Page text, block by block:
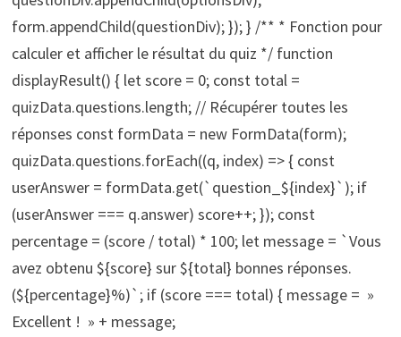
form.appendChild(questionDiv); }); } /** * Fonction pour
calculer et afficher le résultat du quiz */ function
displayResult() { let score = 0; const total =
quizData.questions.length; // Récupérer toutes les
réponses const formData = new FormData(form);
quizData.questions.forEach((q, index) => { const
userAnswer = formData.get(`question_${index}`); if
(userAnswer === q.answer) score++; }); const
percentage = (score / total) * 100; let message = `Vous
avez obtenu ${score} sur ${total} bonnes réponses.
(${percentage}%)`; if (score === total) { message = »
Excellent ! » + message;